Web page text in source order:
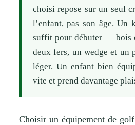
choisi repose sur un seul
l’enfant, pas son âge. Un
suffit pour débuter — bois
deux fers, un wedge et un
léger. Un enfant bien
vite et prend davantage
Choisir un équipement de